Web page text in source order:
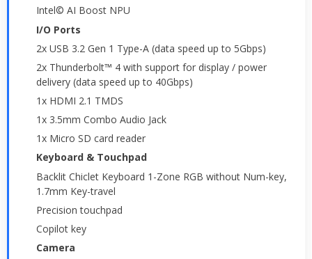
Intel© AI Boost NPU
I/O Ports
2x USB 3.2 Gen 1 Type-A (data speed up to 5Gbps)
2x Thunderbolt™ 4 with support for display / power
delivery (data speed up to 40Gbps)
1x HDMI 2.1 TMDS
1x 3.5mm Combo Audio Jack
1x Micro SD card reader
Keyboard & Touchpad
Backlit Chiclet Keyboard 1-Zone RGB without Num-key,
1.7mm Key-travel
Precision touchpad
Copilot key
Camera